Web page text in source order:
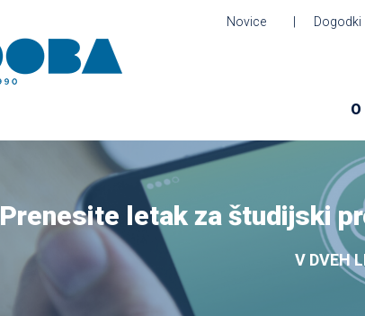
Novice Dogodki
O
Prenesite letak za študijski
V DVEH